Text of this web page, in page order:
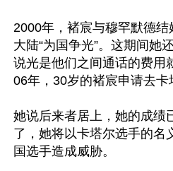
2000年，褚宸与穆罕默德
大陆“为国争光”。这期间她
说光是他们之间通话的费用
06年，30岁的褚宸申请去卡
她说后来者居上，她的成绩
了，她将以卡塔尔选手的名
国选手造成威胁。